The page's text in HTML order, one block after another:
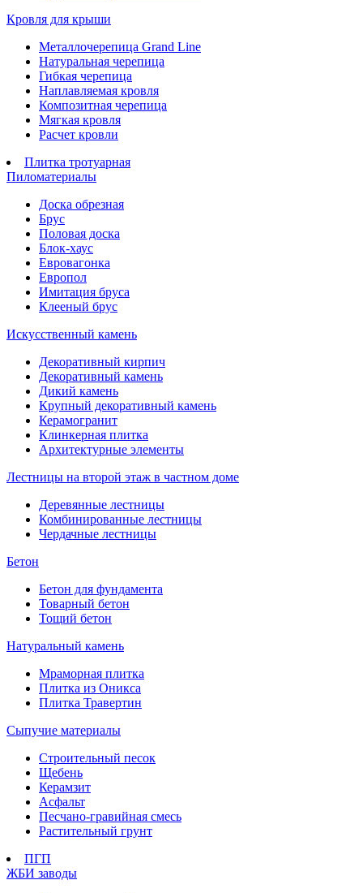
Кровля для крыши
Металлочерепица Grand Line
Натуральная черепица
Гибкая черепица
Наплавляемая кровля
Композитная черепица
Мягкая кровля
Расчет кровли
Плитка тротуарная
Пиломатериалы
Доска обрезная
Брус
Половая доска
Блок-хаус
Евровагонка
Европол
Имитация бруса
Клееный брус
Искусственный камень
Декоративный кирпич
Декоративный камень
Дикий камень
Крупный декоративный камень
Керамогранит
Клинкерная плитка
Архитектурные элементы
Лестницы на второй этаж в частном доме
Деревянные лестницы
Комбинированные лестницы
Чердачные лестницы
Бетон
Бетон для фундамента
Товарный бетон
Тощий бетон
Натуральный камень
Мраморная плитка
Плитка из Оникса
Плитка Травертин
Сыпучие материалы
Строительный песок
Щебень
Керамзит
Асфальт
Песчано-гравийная смесь
Растительный грунт
ПГП
ЖБИ заводы